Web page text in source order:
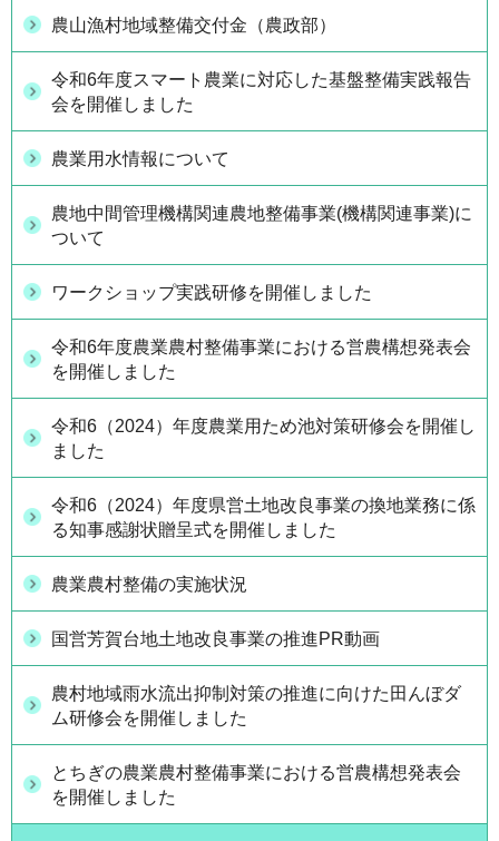
農山漁村地域整備交付金（農政部）
令和6年度スマート農業に対応した基盤整備実践報告
会を開催しました
農業用水情報について
農地中間管理機構関連農地整備事業(機構関連事業)に
ついて
ワークショップ実践研修を開催しました
令和6年度農業農村整備事業における営農構想発表会
を開催しました
令和6（2024）年度農業用ため池対策研修会を開催し
ました
令和6（2024）年度県営土地改良事業の換地業務に係
る知事感謝状贈呈式を開催しました
農業農村整備の実施状況
国営芳賀台地土地改良事業の推進PR動画
農村地域雨水流出抑制対策の推進に向けた田んぼダ
ム研修会を開催しました
とちぎの農業農村整備事業における営農構想発表会
を開催しました